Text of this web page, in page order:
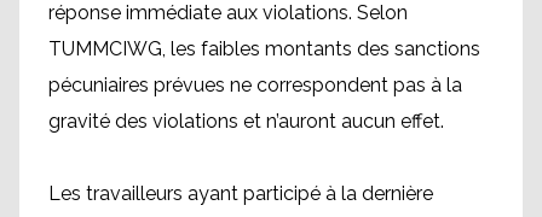
réponse immédiate aux violations. Selon
TUMMCIWG, les faibles montants des sanctions
pécuniaires prévues ne correspondent pas à la
gravité des violations et n’auront aucun effet.
Les travailleurs ayant participé à la dernière